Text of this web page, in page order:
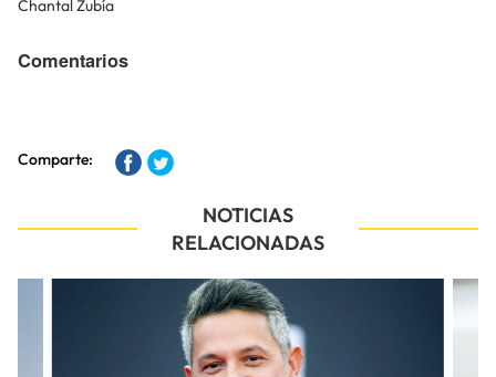
Chantal Zubía
Comentarios
Comparte:
NOTICIAS
RELACIONADAS